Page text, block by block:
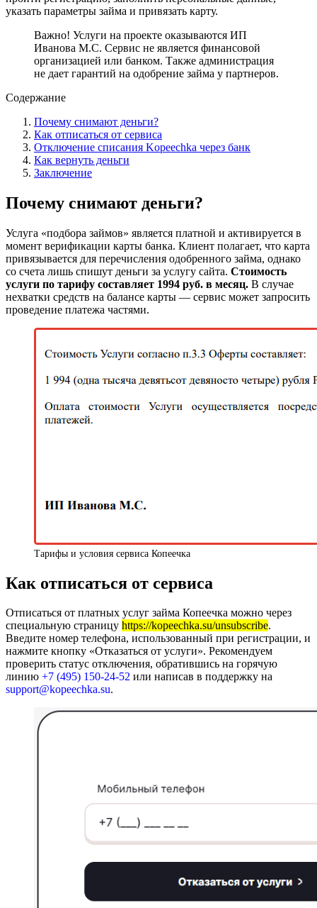
указать параметры займа и привязать карту.
Важно! Услуги на проекте оказываются ИП
Иванова М.С. Сервис не является финансовой
организацией или банком. Также администрация
не дает гарантий на одобрение займа у партнеров.
Содержание
Почему снимают деньги?
Как отписаться от сервиса
Отключение списания Kopeechka через банк
Как вернуть деньги
Заключение
Почему снимают деньги?
Услуга «подбора займов» является платной и активируется в
момент верификации карты банка. Клиент полагает, что карта
привязывается для перечисления одобренного займа, однако
со счета лишь спишут деньги за услугу сайта. Стоимость
услуги по тарифу составляет 1994 руб. в месяц. В случае
нехватки средств на балансе карты — сервис может запросить
проведение платежа частями.
Тарифы и условия сервиса Копеечка
Как отписаться от сервиса
Отписаться от платных услуг займа Копеечка можно через
специальную страницу https://kopeechka.su/unsubscribe.
Введите номер телефона, использованный при регистрации, и
нажмите кнопку «Отказаться от услуги». Рекомендуем
проверить статус отключения, обратившись на горячую
линию +7 (495) 150-24-52 или написав в поддержку на
support@kopeechka.su.